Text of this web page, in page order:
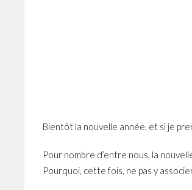
Bientôt la nouvelle année, et si je
Pour nombre d’entre nous, la
Pourquoi, cette fois, ne pas y